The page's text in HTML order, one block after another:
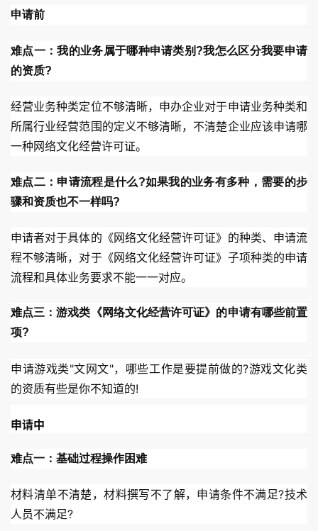
申请前
难点一：我的业务属于哪种申请类别?我怎么区分我要申请
的资质?
经营业务种类定位不够清晰，申办企业对于申请业务种类和
所属行业经营范围的定义不够清晰，不清楚企业应该申请哪
一种网络文化经营许可证。
难点二：申请流程是什么?如果我的业务有多种，需要的步
骤和资质也不一样吗?
申请者对于具体的《网络文化经营许可证》的种类、申请流
程不够清晰，对于《网络文化经营许可证》子项种类的申请
流程和具体业务要求不能一一对应。
难点三：游戏类《网络文化经营许可证》的申请有哪些前置
项?
申请游戏类"文网文"，哪些工作是要提前做的?游戏文化类
的资质有些是你不知道的!
申请中
难点一：基础过程操作困难
材料清单不清楚，材料撰写不了解，申请条件不满足?技术
人员不满足?